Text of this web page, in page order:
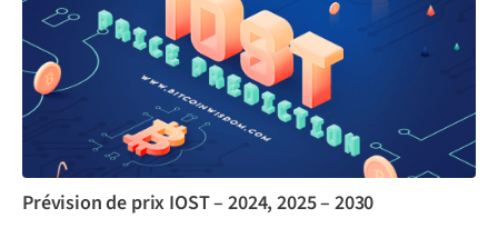
Prévision de prix IOST – 2024, 2025 – 2030